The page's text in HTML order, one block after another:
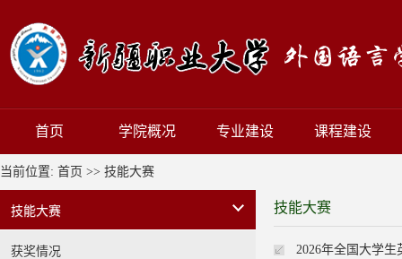
首页 学院概况 专业建设 课程建设
当前位置: 首页 >> 技能大赛
技能大赛
获奖情况
技能大赛
2026年全国大学